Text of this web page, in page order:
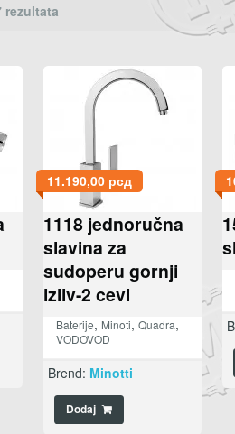
rezultata
11.190,00 рсд
1118 jednoručna
slavina za
sudoperu gornji
izliv-2 cevi
Baterije, Minoti, Quadra,
VODOVOD
Brend: Minotti
Dodaj